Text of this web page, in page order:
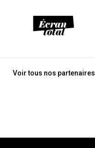
Voir tous nos partenaires